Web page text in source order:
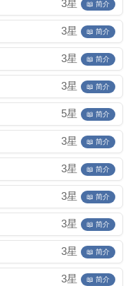
3星 📖 简介
3星 📖 简介
3星 📖 简介
3星 📖 简介
5星 📖 简介
3星 📖 简介
3星 📖 简介
3星 📖 简介
3星 📖 简介
3星 📖 简介
3星 📖 简介